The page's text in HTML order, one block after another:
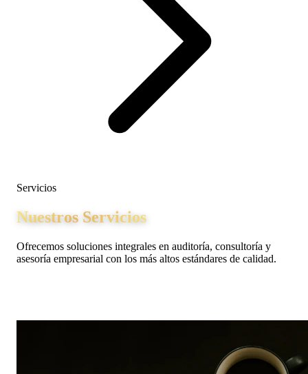
Servicios
Nuestros Servicios
Ofrecemos soluciones integrales en auditoría, consultoría y
asesoría empresarial con los más altos estándares de calidad.